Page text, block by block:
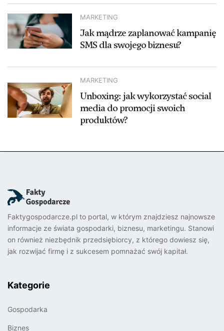
MARKETING
Jak mądrze zaplanować kampanię
SMS dla swojego biznesu?
MARKETING
Unboxing: jak wykorzystać social
media do promocji swoich
produktów?
Faktygospodarcze.pl to portal, w którym znajdziesz najnowsze
informacje ze świata gospodarki, biznesu, marketingu. Stanowi
on również niezbędnik przedsiębiorcy, z którego dowiesz się,
jak rozwijać firmę i z sukcesem pomnażać swój kapitał.
Kategorie
Gospodarka
Biznes